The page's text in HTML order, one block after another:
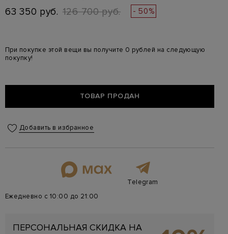
63 350 руб. 126 700 руб. - 50%
При покупке этой вещи вы получите 0 рублей на следующую
покупку!
ТОВАР ПРОДАН
Добавить в избранное
Telegram
Ежедневно с 10:00 до 21:00
ПЕРСОНАЛЬНАЯ СКИДКА НА